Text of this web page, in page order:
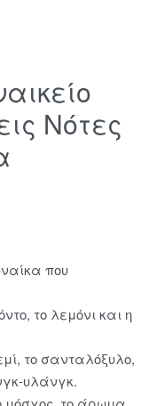
Νότες
που
το λεμόνι και η
το σανταλόξυλο,
υλάνγκ.